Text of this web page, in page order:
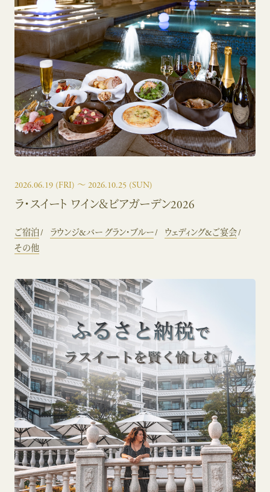
2026.06.19(FRI) 〜 2026.10.25 (SUN)
ラ・スイート ワイン＆ビアガーデン2026
ご宿泊 ラウンジ&バー グラン・ブルー
ウェディング&ご宴会
その他